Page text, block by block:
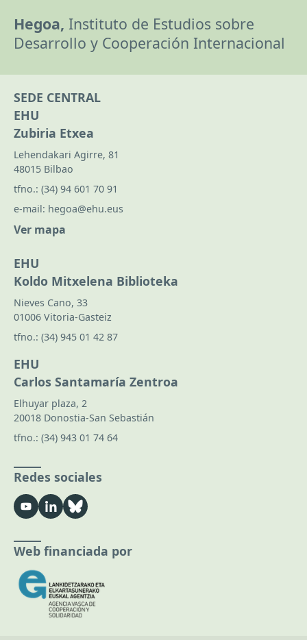
Hegoa, Instituto de Estudios sobre
Desarrollo y Cooperación Internacional
SEDE CENTRAL
EHU
Zubiria Etxea
Lehendakari Agirre, 81
48015 Bilbao
tfno.: (34) 94 601 70 91
e-mail: hegoa@ehu.eus
Ver mapa
EHU
Koldo Mitxelena Biblioteka
Nieves Cano, 33
01006 Vitoria-Gasteiz
tfno.: (34) 945 01 42 87
EHU
Carlos Santamaría Zentroa
Elhuyar plaza, 2
20018 Donostia-San Sebastián
tfno.: (34) 943 01 74 64
Redes sociales
Web financiada por